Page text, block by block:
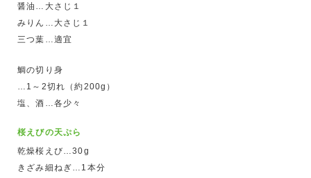
醤油…大さじ１
みりん…大さじ１
三つ葉…適宜
鯛の切り身
…1～2切れ（約200g）
塩、酒…各少々
桜えびの天ぷら
乾燥桜えび…30g
きざみ細ねぎ…1本分